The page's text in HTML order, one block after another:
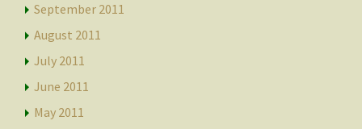
September 2011
August 2011
July 2011
June 2011
May 2011